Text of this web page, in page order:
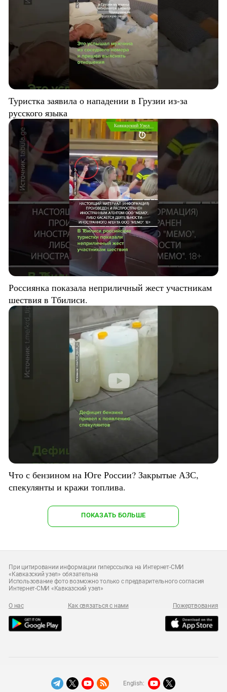
Туристка заявила о нападении в Грузии из-за
русского языка
Россиянка показала неприличный жест участникам
шествия в Тбилиси.
Что с бензином на Юге России? Закрытые АЗС,
спекулянты и кражи топлива.
ПОКАЗАТЬ БОЛЬШЕ
При цитировании информации гиперссылка на Интернет-СМИ
«Кавказский узел» обязательна
Использование фото возможно только с предварительного согласия
Интернет-СМИ «Кавказский узел»
О нас Как связаться с нами Пожертвования
English: